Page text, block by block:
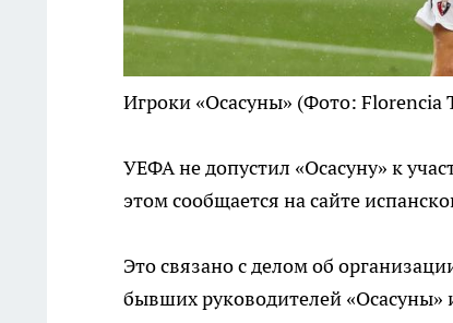
Игроки «Осасуны» (Фото: Florencia
УЕФА не допустил «Осасуну» к
этом сообщается на сайте
Это связано с делом об
бывших руководителей «Осасуны»